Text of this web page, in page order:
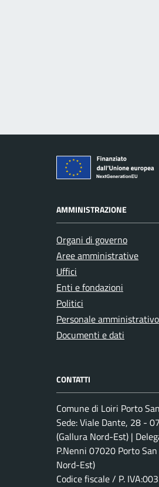
AMMINISTRAZIONE
Organi di governo
Aree amministrative
Uffici
Enti e fondazioni
Politici
Personale amministrativo
Documenti e dati
CONTATTI
Comune di Loiri Porto
Sede: Viale Dante, 28 -
(Gallura Nord-Est) |
P.Nenni 07020 Porto
Nord-Est)
Codice fiscale / P.